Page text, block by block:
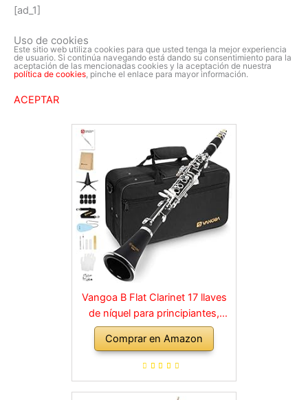
[ad_1]
Uso de cookies
Este sitio web utiliza cookies para que usted tenga la mejor experiencia
de usuario. Si continúa navegando está dando su consentimiento para la
aceptación de las mencionadas cookies y la aceptación de nuestra
política de cookies , pinche el enlace para mayor información.
ACEPTAR
Vangoa B Flat Clarinet 17 llaves
de níquel para principiantes,
juego de clarinete para
estudiantes con boquilla 4C, kit
de limpieza, estuche rígido,
negro
Comprar en Amazon